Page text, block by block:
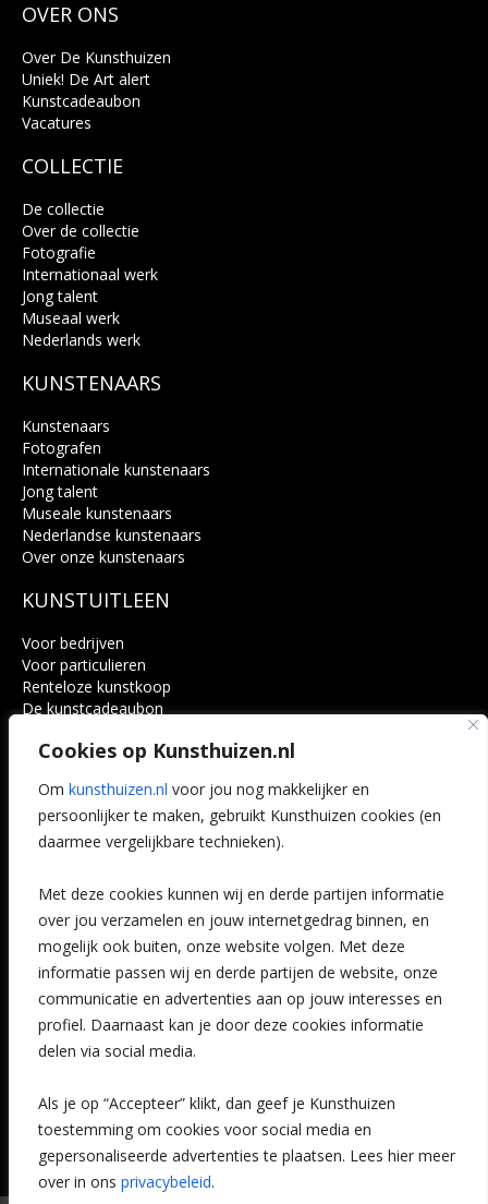
Cookies op Kunsthuizen.nl
Om kunsthuizen.nl voor jou nog makkelijker en
persoonlijker te maken, gebruikt Kunsthuizen cookies (en
daarmee vergelijkbare technieken).
Met deze cookies kunnen wij en derde partijen informatie
over jou verzamelen en jouw internetgedrag binnen, en
mogelijk ook buiten, onze website volgen. Met deze
informatie passen wij en derde partijen de website, onze
communicatie en advertenties aan op jouw interesses en
profiel. Daarnaast kan je door deze cookies informatie
delen via social media.
Als je op “Accepteer” klikt, dan geef je Kunsthuizen
toestemming om cookies voor social media en
gepersonaliseerde advertenties te plaatsen. Lees hier meer
over in ons privacybeleid.
4818 SB Breda
info@kunsthuisbreda.nl
Lees meer
OVER ONS
Over De Kunsthuizen
Uniek! De Art alert
Kunstcadeaubon
Vacatures
COLLECTIE
De collectie
Over de collectie
Fotografie
Internationaal werk
Jong talent
Museaal werk
Nederlands werk
KUNSTENAARS
Kunstenaars
Fotografen
Internationale kunstenaars
Jong talent
Museale kunstenaars
Nederlandse kunstenaars
Over onze kunstenaars
KUNSTUITLEEN
Voor bedrijven
Voor particulieren
Renteloze kunstkoop
De kunstcadeaubon
Voordelen
Veelgestelde vragen
CONTACT
Leiden
Amsterdam
Breda
Favorieten
Mijn art alert
NIEUWSBRIEF